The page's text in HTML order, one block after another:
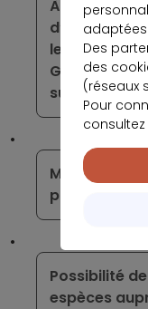
À partir de
d’Amazon
leur carte
Grande-
sur la
Moyens de
profonde à
Possibilité
espèces
Des
des
(réseaux
Pour